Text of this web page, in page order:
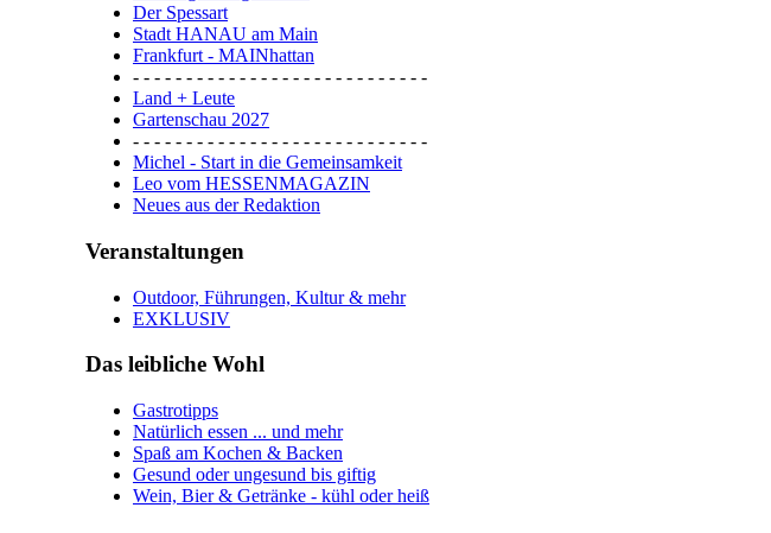
Der Spessart
Stadt HANAU am Main
Frankfurt - MAINhattan
- - - - - - - - - - - - - - - - - - - - - - - - - - - -
Land + Leute
Gartenschau 2027
- - - - - - - - - - - - - - - - - - - - - - - - - - - -
Michel - Start in die Gemeinsamkeit
Leo vom HESSENMAGAZIN
Neues aus der Redaktion
Veranstaltungen
Outdoor, Führungen, Kultur & mehr
EXKLUSIV
Das leibliche Wohl
Gastrotipps
Natürlich essen ... und mehr
Spaß am Kochen & Backen
Gesund oder ungesund bis giftig
Wein, Bier & Getränke - kühl oder heiß